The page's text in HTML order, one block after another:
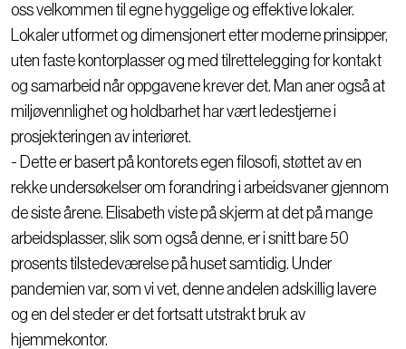
oss velkommen til egne hyggelige og effektive lokaler.
Lokaler utformet og dimensjonert etter moderne prinsipper,
uten faste kontorplasser og med tilrettelegging for kontakt
og samarbeid når oppgavene krever det. Man aner også at
miljøvennlighet og holdbarhet har vært ledestjerne i
prosjekteringen av interiøret.
- Dette er basert på kontorets egen filosofi, støttet av en
rekke undersøkelser om forandring i arbeidsvaner gjennom
de siste årene. Elisabeth viste på skjerm at det på mange
arbeidsplasser, slik som også denne, er i snitt bare 50
prosents tilstedeværelse på huset samtidig. Under
pandemien var, som vi vet, denne andelen adskillig lavere
og en del steder er det fortsatt utstrakt bruk av
hjemmekontor.